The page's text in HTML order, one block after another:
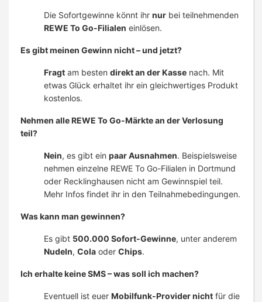
Die Sofortgewinne könnt ihr nur bei teilnehmenden
REWE To Go-Filialen einlösen.
Es gibt meinen Gewinn nicht – und jetzt?
Fragt am besten direkt an der Kasse nach. Mit
etwas Glück erhaltet ihr ein gleichwertiges Produkt
kostenlos.
Nehmen alle REWE To Go-Märkte an der Verlosung
teil?
Nein, es gibt ein paar Ausnahmen. Beispielsweise
nehmen einzelne REWE To Go-Filialen in Dortmund
oder Recklinghausen nicht am Gewinnspiel teil.
Mehr Infos findet ihr in den Teilnahmebedingungen.
Was kann man gewinnen?
Es gibt 500.000 Sofort-Gewinne, unter anderem
Nudeln, Cola oder Chips.
Ich erhalte keine SMS – was soll ich machen?
Eventuell ist euer Mobilfunk-Provider nicht für die